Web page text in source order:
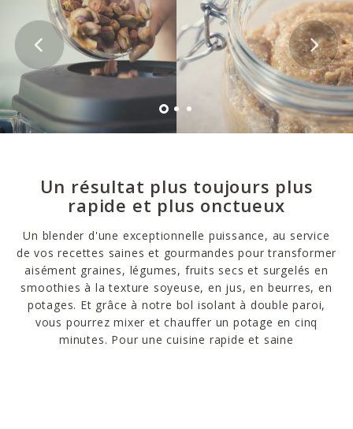
Un résultat plus toujours plus
rapide et plus onctueux
Un blender d'une exceptionnelle puissance, au service
de vos recettes saines et gourmandes pour transformer
aisément graines, légumes, fruits secs et surgelés en
smoothies à la texture soyeuse, en jus, en beurres, en
potages. Et grâce à notre bol isolant à double paroi,
vous pourrez mixer et chauffer un potage en cinq
minutes. Pour une cuisine rapide et saine